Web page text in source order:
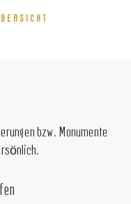
bzw. Monumente